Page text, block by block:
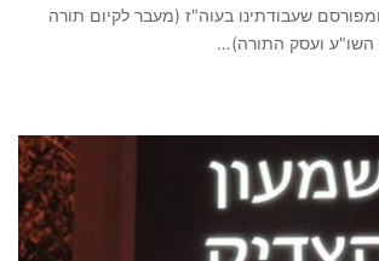
שעבודתינו בעוה"ז (מעבר לקיום תורה
השו"ע ועסק התורה)…